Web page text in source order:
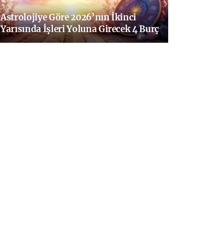
Astrolojiye Göre 2026’nın İkinci
Yarısında İşleri Yoluna Girecek 4 Burç